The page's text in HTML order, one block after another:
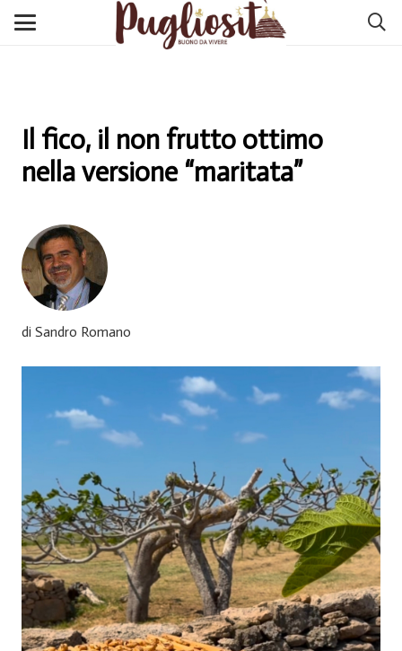
Il fico, il non frutto ottimo
nella versione “maritata”
di Sandro Romano